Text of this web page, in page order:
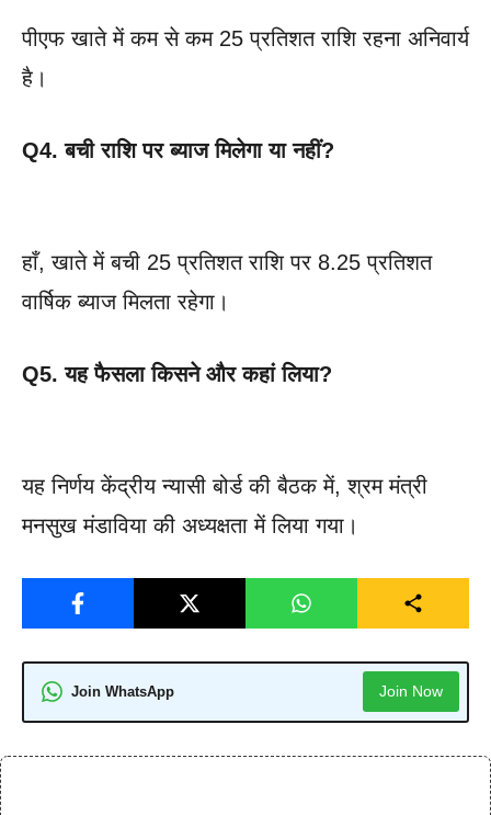
पीएफ खाते में कम से कम 25 प्रतिशत राशि रहना अनिवार्य
है।
Q4. बची राशि पर ब्याज मिलेगा या नहीं?
हाँ, खाते में बची 25 प्रतिशत राशि पर 8.25 प्रतिशत
वार्षिक ब्याज मिलता रहेगा।
Q5. यह फैसला किसने और कहां लिया?
यह निर्णय केंद्रीय न्यासी बोर्ड की बैठक में, श्रम मंत्री
मनसुख मंडाविया की अध्यक्षता में लिया गया।
Join WhatsApp Join Now